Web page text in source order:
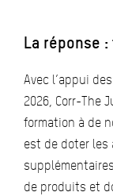
La réponse
Avec l’appui
2026, Corr-The
formation à de
est de doter les
de produits et